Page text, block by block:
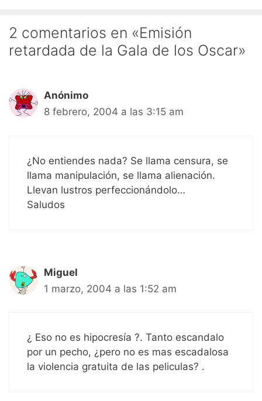
2 comentarios en «Emisión
retardada de la Gala de los Oscar»
Anónimo
8 febrero, 2004 a las 3:15 am
¿No entiendes nada? Se llama censura, se
llama manipulación, se llama alienación.
Llevan lustros perfeccionándolo…
Saludos
Miguel
1 marzo, 2004 a las 1:52 am
¿ Eso no es hipocresía ?. Tanto escandalo
por un pecho, ¿pero no es mas escadalosa
la violencia gratuita de las peliculas? .